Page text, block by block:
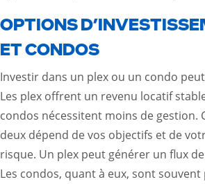
OPTIONS
ET CONDOS
Investir dans un plex ou un condo
Les plex offrent un revenu locatif
condos nécessitent moins de gestion.
deux dépend de vos objectifs et de
risque. Un plex peut générer un flux
Les condos, quant à eux, sont